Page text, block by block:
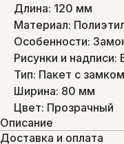
Длина: 120 мм
Материал:
Особенности:
Рисунки и надписи:
Тип: Пакет с
Ширина: 80 мм
Цвет: Прозрачный
Описание
Доставка и оплата